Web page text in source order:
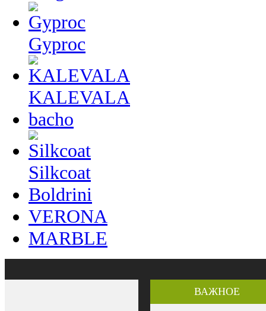
Gyproc
KALEVALA
bacho
Silkcoat
Boldrini
VERONA
MARBLE
ВАЖНОЕ